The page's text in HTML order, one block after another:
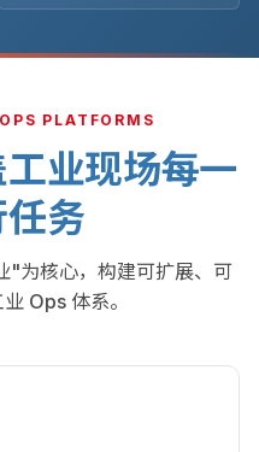
PLATFORMS
业现场每一
务
"为核心，构建可扩展、可
Ops 体系。